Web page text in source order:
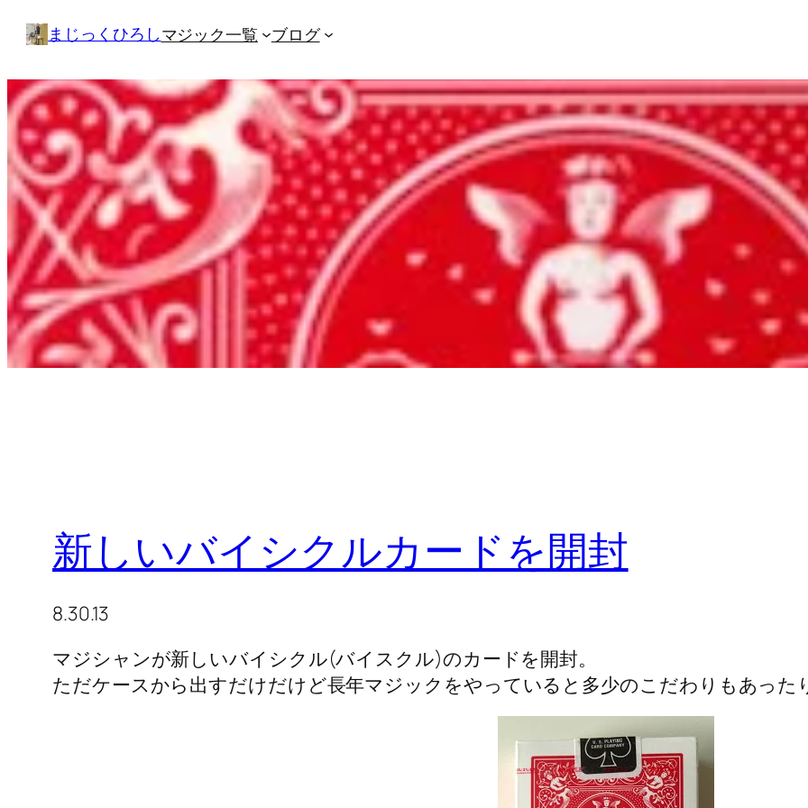
ス
キ
ッ
プ
まじっくひろしマジック一覧 ブログ
新しいバイシクルカードを開封
8.30.13
マジシャンが新しいバイシクル(バイスクル)のカードを開封。
ただケースから出すだけだけど長年マジックをやっていると多少のこだわりもあった